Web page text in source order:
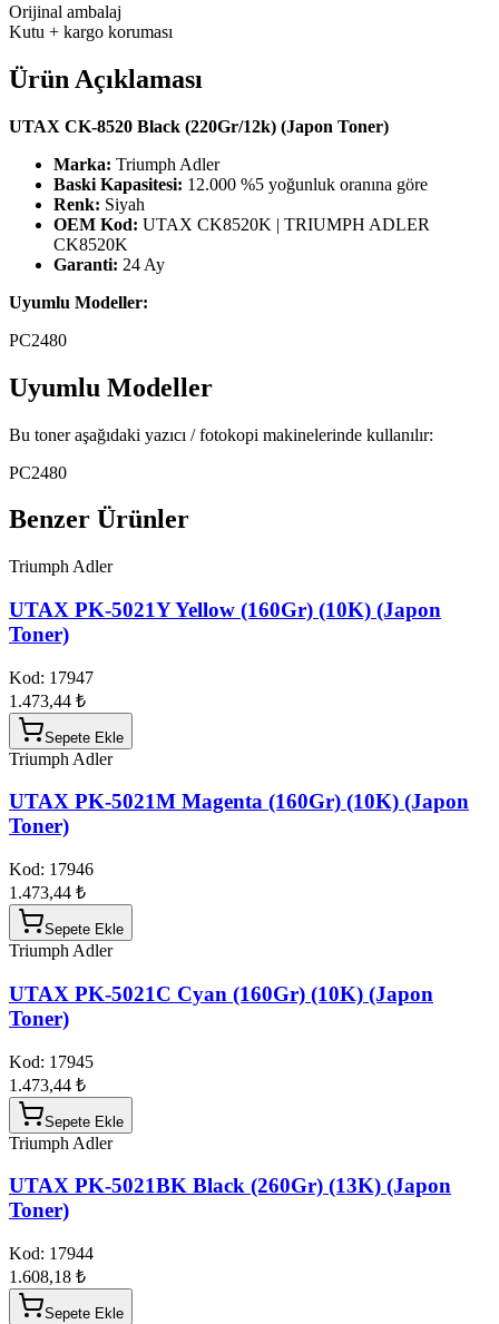
Orijinal ambalaj
Kutu + kargo koruması
Ürün Açıklaması
UTAX CK-8520 Black (220Gr/12k) (Japon Toner)
Marka: Triumph Adler
Baski Kapasitesi: 12.000 %5 yoğunluk oranına göre
Renk: Siyah
OEM Kod: UTAX CK8520K | TRIUMPH ADLER
CK8520K
Garanti: 24 Ay
Uyumlu Modeller:
PC2480
Uyumlu Modeller
Bu toner aşağıdaki yazıcı / fotokopi makinelerinde kullanılır:
PC2480
Benzer Ürünler
Triumph Adler
UTAX PK-5021Y Yellow (160Gr) (10K) (Japon
Toner)
Kod: 17947
1.473,44 ₺
Sepete Ekle
Triumph Adler
UTAX PK-5021M Magenta (160Gr) (10K) (Japon
Toner)
Kod: 17946
1.473,44 ₺
Sepete Ekle
Triumph Adler
UTAX PK-5021C Cyan (160Gr) (10K) (Japon
Toner)
Kod: 17945
1.473,44 ₺
Sepete Ekle
Triumph Adler
UTAX PK-5021BK Black (260Gr) (13K) (Japon
Toner)
Kod: 17944
1.608,18 ₺
Sepete Ekle